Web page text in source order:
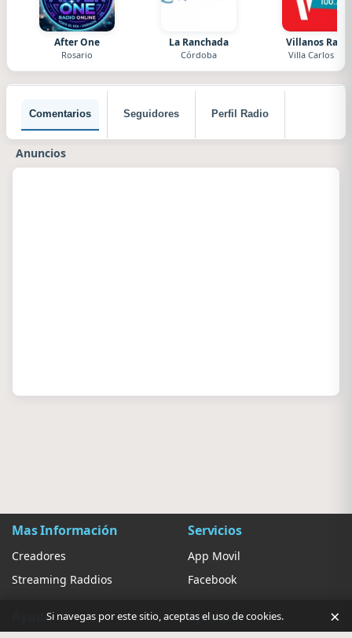
After One
Rosario
La Ranchada
Córdoba
Villanos
Villa Carlos Paz
Comentarios Seguidores Perfil Radio
Anuncios
Mas Información
Creadores
Streaming Raddios
Servicios
App Movil
Facebook
Ayuda Ajustes
Si navegas por este sitio, aceptas el uso de cookies. ×